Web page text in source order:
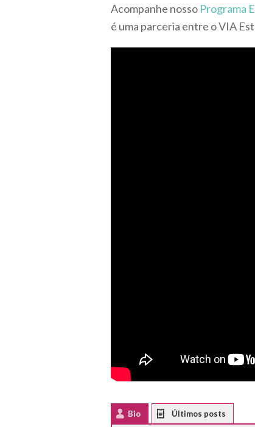
Acompanhe nosso Programa
é uma parceria entre o VIA
Bio